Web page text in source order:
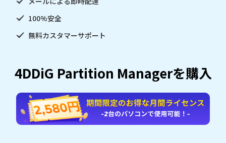
100%安全
無料カスタマーサポート
4DDiG Partition Managerを購入